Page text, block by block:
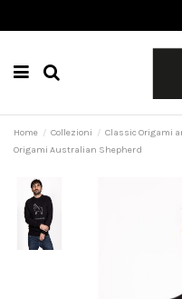
Home Collezioni Classic Origami
Origami Australian Shepherd